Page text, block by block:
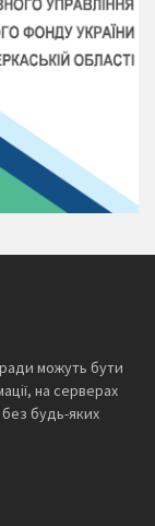
ради можуть бути
на серверах
без будь-яких